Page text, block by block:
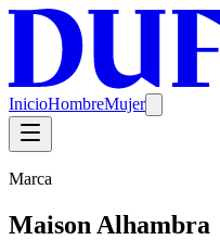
InicioHombreMujer
Marca
Maison Alhambra